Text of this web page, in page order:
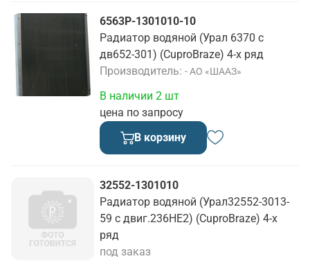
6563Р-1301010-10
Радиатор водяной (Урал 6370 с
дв652-301) (CuproBraze) 4-х ряд
Производитель - АО «ШААЗ»
цена по запросу
В наличии 2 шт
В корзину
32552-1301010
Радиатор водяной (Урал32552-3013-
59 с двиг.236НЕ2) (CuproBraze) 4-х
ряд
под заказ